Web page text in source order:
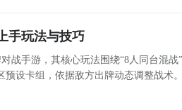
手玩法与技巧
战手游，其核心玩法围绕“8人同台混战
设卡组，依据敌方出牌动态调整战术